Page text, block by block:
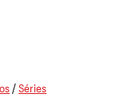
/Séries